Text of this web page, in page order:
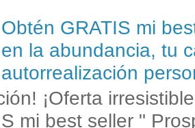
Obtén GRATIS mi
en la abundancia, tu
autorrealización
¡Oferta
mi best seller "